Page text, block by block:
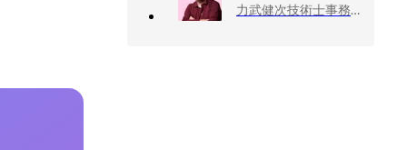
力武健次技術士事務所, 所長